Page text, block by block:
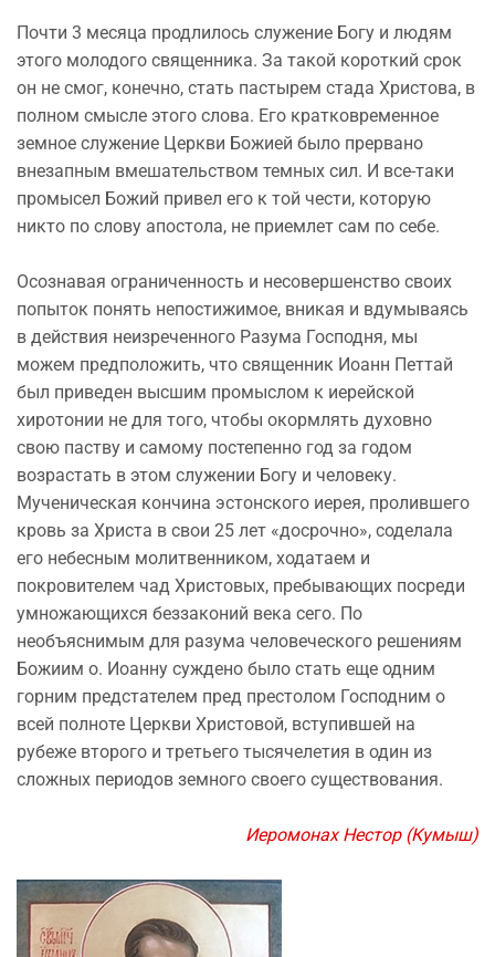
Почти 3 месяца продлилось служение Богу и людям
этого молодого священника. За такой короткий срок
он не смог, конечно, стать пастырем стада Христова, в
полном смысле этого слова. Его кратковременное
земное служение Церкви Божией было прервано
внезапным вмешательством темных сил. И все-таки
промысел Божий привел его к той чести, которую
никто по слову апостола, не приемлет сам по себе.
Осознавая ограниченность и несовершенство своих
попыток понять непостижимое, вникая и вдумываясь
в действия неизреченного Разума Господня, мы
можем предположить, что священник Иоанн Петтай
был приведен высшим промыслом к иерейской
хиротонии не для того, чтобы окормлять духовно
свою паству и самому постепенно год за годом
возрастать в этом служении Богу и человеку.
Мученическая кончина эстонского иерея, пролившего
кровь за Христа в свои 25 лет «досрочно», соделала
его небесным молитвенником, ходатаем и
покровителем чад Христовых, пребывающих посреди
умножающихся беззаконий века сего. По
необъяснимым для разума человеческого решениям
Божиим о. Иоанну суждено было стать еще одним
горним предстателем пред престолом Господним о
всей полноте Церкви Христовой, вступившей на
рубеже второго и третьего тысячелетия в один из
сложных периодов земного своего существования.
Иеромонах Нестор (Кумыш)